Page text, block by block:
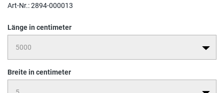
Art-Nr.:2894-000013
Länge in centimeter
Breite in centimeter